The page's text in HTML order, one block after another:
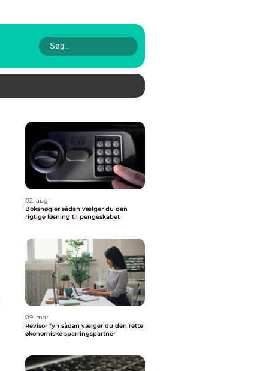
02. aug
Boksnøgler sådan vælger du den
rigtige løsning til pengeskabet
09. mar
Revisor fyn sådan vælger du den rette
økonomiske sparringspartner